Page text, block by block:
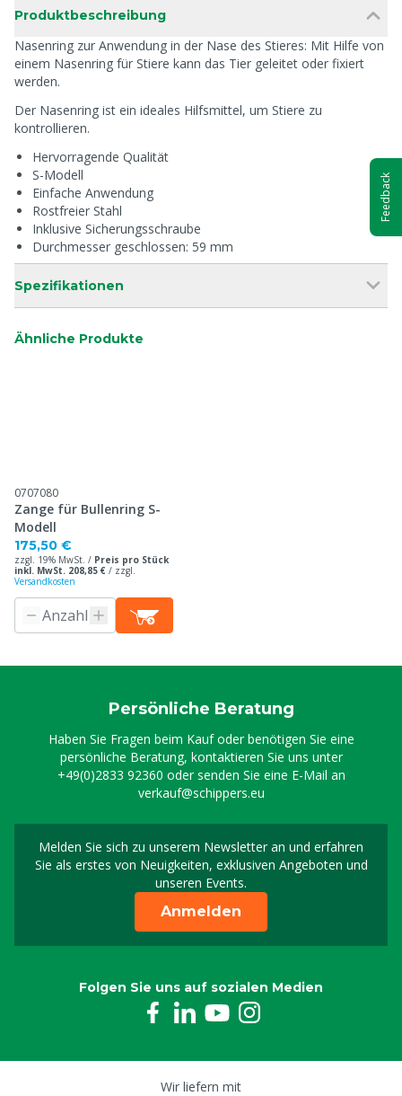
Produktbeschreibung
Nasenring zur Anwendung in der Nase des Stieres: Mit Hilfe von
einem Nasenring für Stiere kann das Tier geleitet oder fixiert
werden.
Der Nasenring ist ein ideales Hilfsmittel, um Stiere zu
kontrollieren.
Hervorragende Qualität
S-Modell
Einfache Anwendung
Rostfreier Stahl
Inklusive Sicherungsschraube
Durchmesser geschlossen: 59 mm
Spezifikationen
Ähnliche Produkte
0707080
Zange für Bullenring S-
Modell
175,50 €
zzgl. 19% MwSt. / Preis pro Stück
inkl. MwSt. 208,85 € / zzgl.
Versandkosten
Persönliche Beratung
Haben Sie Fragen beim Kauf oder benötigen Sie eine
persönliche Beratung, kontaktieren Sie uns unter
+49(0)2833 92360 oder senden Sie eine E-Mail an
verkauf@schippers.eu
Melden Sie sich zu unserem Newsletter an und erfahren
Sie als erstes von Neuigkeiten, exklusiven Angeboten und
unseren Events.
Melden Sie sich für
Anmelden
Folgen Sie uns auf sozialen Medien
Wir liefern mit
Feedback